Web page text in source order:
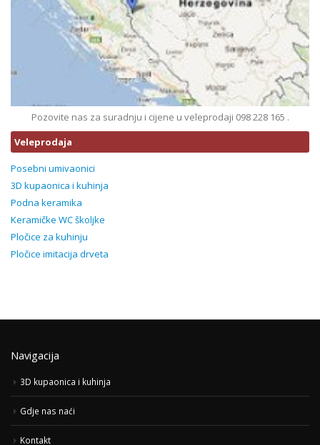
Pozovite nas za suradnju i cijene u veleprodaji 098 228 165 .
Veleprodaja
Posebni umivaonici
3D kupaonica i kuhinja
Podna keramika
Keramičke WC školjke
Pločice za kuhinju
Pločice imitacija drveta
Navigacija
3D kupaonica i kuhinja
Gdje nas naći
Kontakt